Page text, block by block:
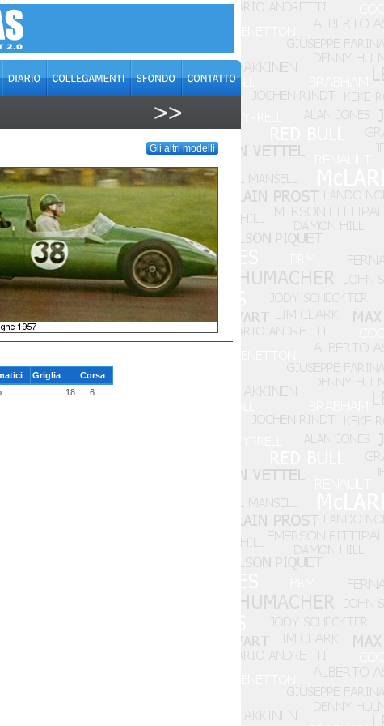
>>
Gli altri modelli
Griglia
Corsa
18 6